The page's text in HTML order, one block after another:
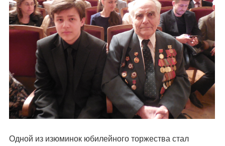
Одной из изюминок юбилейного торжества стал